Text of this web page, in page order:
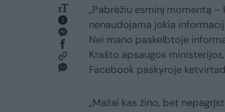
„Pabrėžiu esminį momentą
nenaudojama jokia
Nei mano paskelbtoje
Krašto apsaugos
Facebook paskyroje
„Mažai kas žino, bet